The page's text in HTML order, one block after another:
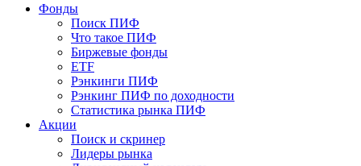
Фонды
Поиск ПИФ
Что такое ПИФ
Биржевые фонды
ETF
Рэнкинги ПИФ
Рэнкинг ПИФ по доходности
Статистика рынка ПИФ
Акции
Поиск и скринер
Лидеры рынка